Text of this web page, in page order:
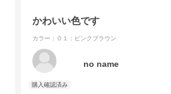
かわいい色です
カラー：０１：ピンクブラウン
no name